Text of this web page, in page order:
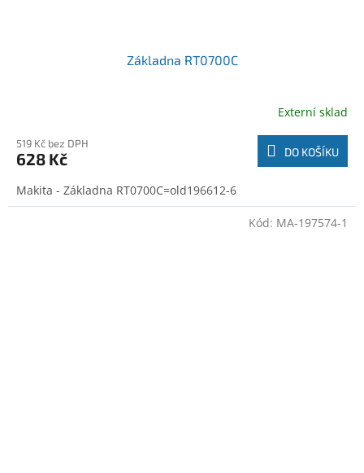
Základna RT0700C
Externí sklad
519 Kč bez DPH
628 Kč DO KOŠÍKU
Makita - Základna RT0700C=old196612-6
Kód: MA-197574-1